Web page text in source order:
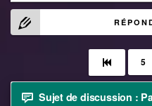
5
Sujet de discussion :